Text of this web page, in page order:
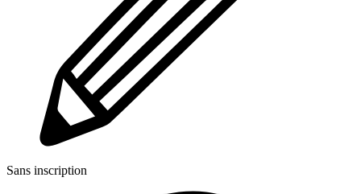
Sans inscription